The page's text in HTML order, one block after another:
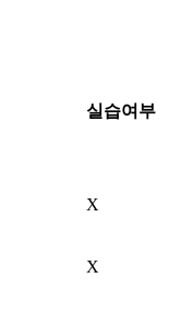
실습여부
X
X